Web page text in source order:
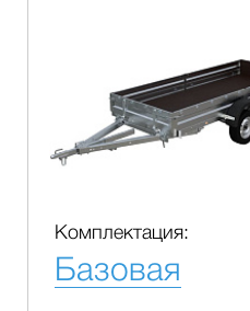
Комплектация:
Базовая